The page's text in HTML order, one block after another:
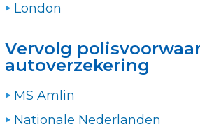
London
Vervolg
autoverzekering
MS Amlin
Nationale Nederlanden